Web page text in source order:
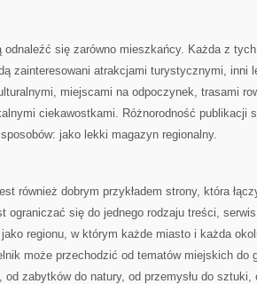
odnaleźć się zarówno mieszkańcy. Każda z
zainteresowani atrakcjami turystycznymi, inni
miejscami na odpoczynek, trasami
ciekawostkami. Różnorodność publikacji
jako lekki magazyn regionalny.
również dobrym przykładem strony, która
ograniczać się do jednego rodzaju treści,
regionu, w którym każde miasto i każda
może przechodzić od tematów miejskich do
od zabytków do natury, od przemysłu do